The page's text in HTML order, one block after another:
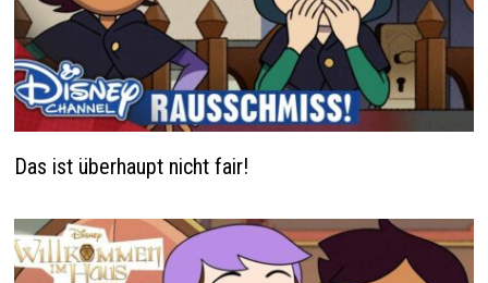
Das ist überhaupt nicht fair!